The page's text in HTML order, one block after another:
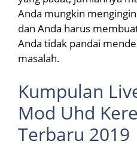
Anda mungkin
dan Anda harus
Anda tidak pandai
masalah.
Kumpulan
Mod Uhd
Terbaru 2019